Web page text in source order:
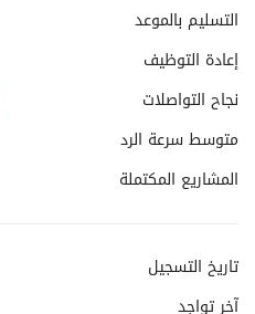
التسليم بالموعد
إعادة التوظيف
نجاح التواصلات
متوسط سرعة الرد
المشاريع المكتملة
تاريخ التسجيل
آخر تواجد